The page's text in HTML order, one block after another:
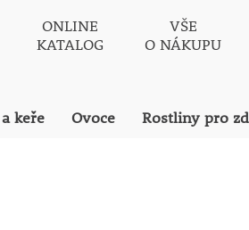
ONLINE
KATALOG
VŠE
O NÁKUPU
keře Ovoce Rostliny pro